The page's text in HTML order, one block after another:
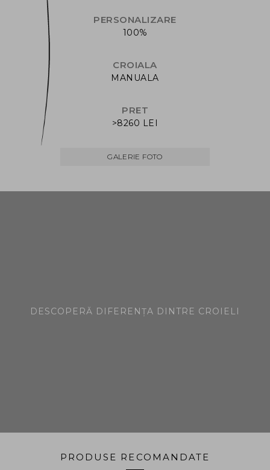
PERSONALIZARE
100%
CROIALA
MANUALA
PRET
>8260 LEI
GALERIE FOTO
DESCOPERĂ DIFERENȚA DINTRE CROIELI
PRODUSE RECOMANDATE